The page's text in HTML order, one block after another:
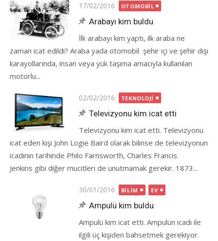
Posted
on
17/02/2016 OTOMOBIL
Arabayı kim buldu
İlk arabayı kim yaptı, ilk araba ne
zaman icat edildi? Araba yada otomobil şehir içi ve şehir dışı
karayollarında, insan veya yük taşıma amacıyla kullanılan
motorlu...
Posted
on
02/02/2016 TEKNOLOJI
Televizyonu kim icat etti
Televizyonu kim icat etti. Televizyonu
icat eden kişi John Logie Baird olarak bilinse de televizyonun
icadının tarihinde Philo Farnsworth, Charles Francis
Jenkins gibi diğer mucitleri de unutmamak gerekir. 1873...
Posted
on
30/01/2016 BILIM EV
Ampulü kim buldu
Ampulü kim icat etti. Ampulün icadı ile
ilgili üç kişiden bahsetmek gerekiyor.